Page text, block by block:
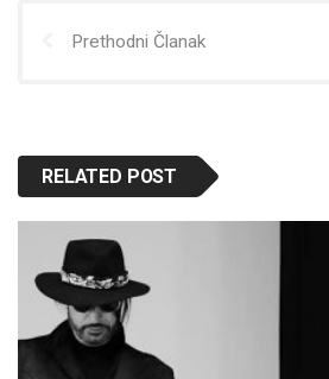
Prethodni Članak
RELATED POST